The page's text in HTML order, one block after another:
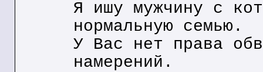
Я ишу мужчину с
нормальную семью.
У Вас нет права
намерений.